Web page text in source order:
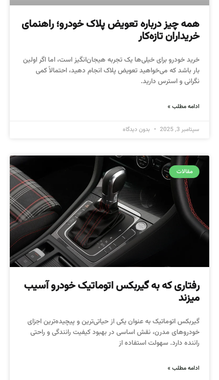
همه چیز درباره تعویض پلاک خودرو؛ راهنمای
خریداران تازه‌کار
خرید خودرو برای خیلی‌ها یک تجربه هیجان‌انگیز است، اما اگر اولین
بار باشد که می‌خواهید تعویض پلاک انجام دهید، احتمالاً کمی
نگرانی و استرس دارید.
ادامه مطلب »
سپتامبر 3, 2025 بدون دیدگاه
مقالات
رفتاری که به گیربکس اتوماتیک خودرو آسیب
میزند
گیربکس اتوماتیک به عنوان یکی از حیاتی‌ترین و پیچیده‌ترین اجزای
خودروهای مدرن، نقش اساسی در بهبود کیفیت رانندگی و راحتی
راننده دارد. سهولت استفاده از
ادامه مطلب »